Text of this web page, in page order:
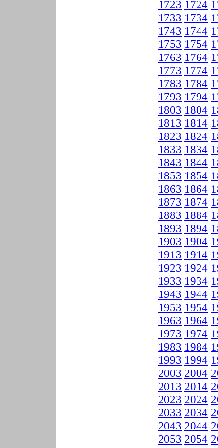
1723 1724
1733 1734
1743 1744
1753 1754
1763 1764
1773 1774
1783 1784
1793 1794
1803 1804
1813 1814
1823 1824
1833 1834
1843 1844
1853 1854
1863 1864
1873 1874
1883 1884
1893 1894
1903 1904
1913 1914
1923 1924
1933 1934
1943 1944
1953 1954
1963 1964
1973 1974
1983 1984
1993 1994
2003 2004
2013 2014
2023 2024
2033 2034
2043 2044
2053 2054